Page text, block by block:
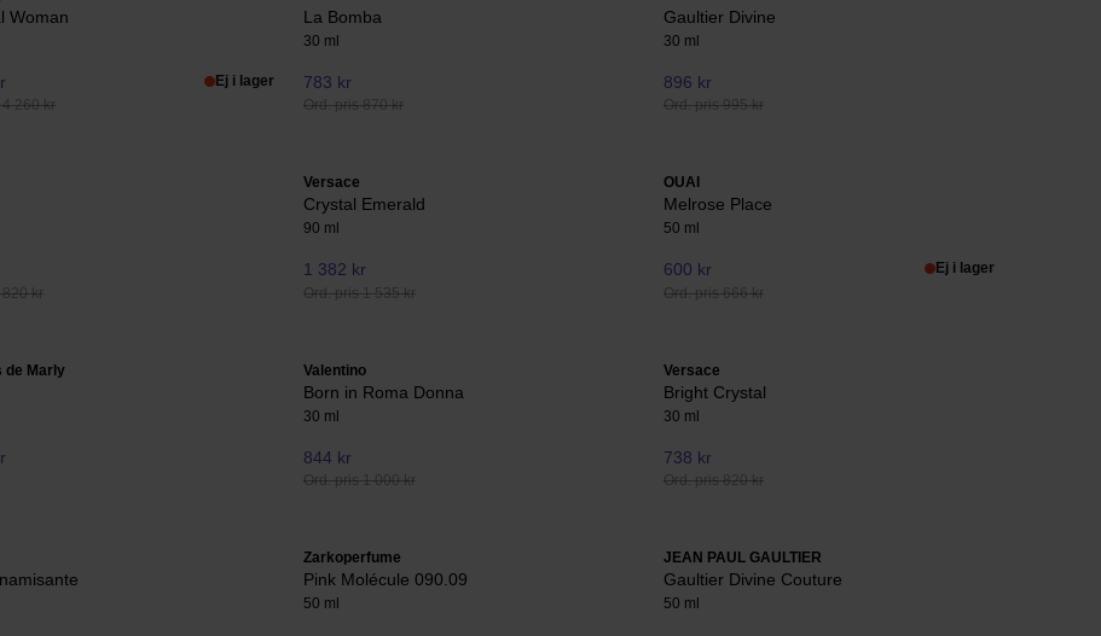
Woman
260 kr
Ej i lager
La Bomba
30 ml
783 kr
Ord. pris 870 kr
Gaultier Divine
30 ml
896 kr
Ord. pris 995 kr
kr
Versace
Crystal Emerald
90 ml
1 382 kr
Ord. pris 1 535 kr
OUAI
Melrose Place
50 ml
600 kr
Ord. pris 666 kr
Ej i lager
de Marly Valentino
Born in Roma Donna
30 ml
844 kr
Ord. pris 1 000 kr
Versace
Bright Crystal
30 ml
738 kr
Ord. pris 820 kr
Zarkoperfume
Pink Molécule 090.09
50 ml
JEAN PAUL GAULTIER
Gaultier Divine Couture
50 ml